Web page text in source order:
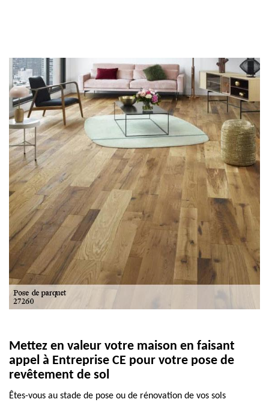
Mettez en valeur votre maison en faisant
appel à Entreprise CE pour votre pose de
revêtement de sol
Êtes-vous au stade de pose ou de rénovation de vos sols